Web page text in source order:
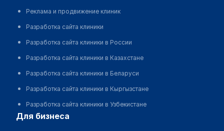
Реклама и продвижение клиник
Разработка сайта клиники
Разработка сайта клиники в России
Разработка сайта клиники в Казахстане
Разработка сайта клиники в Беларуси
Разработка сайта клиники в Кыргызстане
Разработка сайта клиники в Узбекистане
для бизнеса